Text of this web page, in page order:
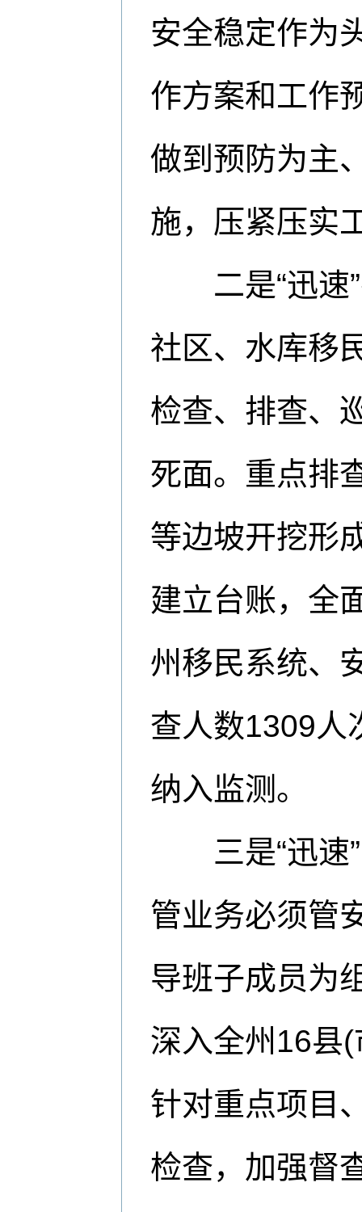
安全稳定作为
作方案和工作
做到预防为主
施，压紧压实
二是“迅速”
社区、水库移
检查、排查、
死面。重点排
等边坡开挖形
建立台账，全
州移民系统、
查人数1309人
纳入监测。
三是“迅速”
管业务必须管
导班子成员为
深入全州16县
针对重点项目
检查，加强督